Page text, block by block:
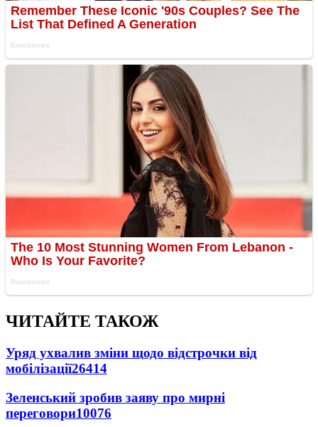
ЧИТАЙТЕ ТАКОЖ
Уряд ухвалив зміни щодо відстрочки від
мобілізації26414
Зеленський зробив заяву про мирні
переговори10076